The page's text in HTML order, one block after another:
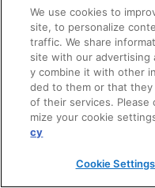
お問い合わせ
ログイン
建築・設計関係者様向け
ユーザー登録サービス
WEB見積システム
We use cookies to
site, to personalize
traffic. We share
site with our advertising
y combine it with other
ded to them or that
of their services.
mize your cookie
cy
Cookie Settings